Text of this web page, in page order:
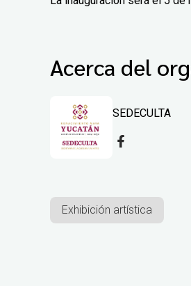
Acerca del
SEDECULTA
Exhibición artística